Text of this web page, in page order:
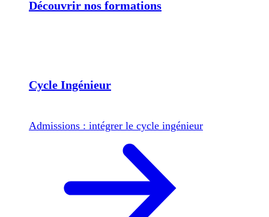
Découvrir nos formations
Cycle Ingénieur
Admissions : intégrer le cycle ingénieur